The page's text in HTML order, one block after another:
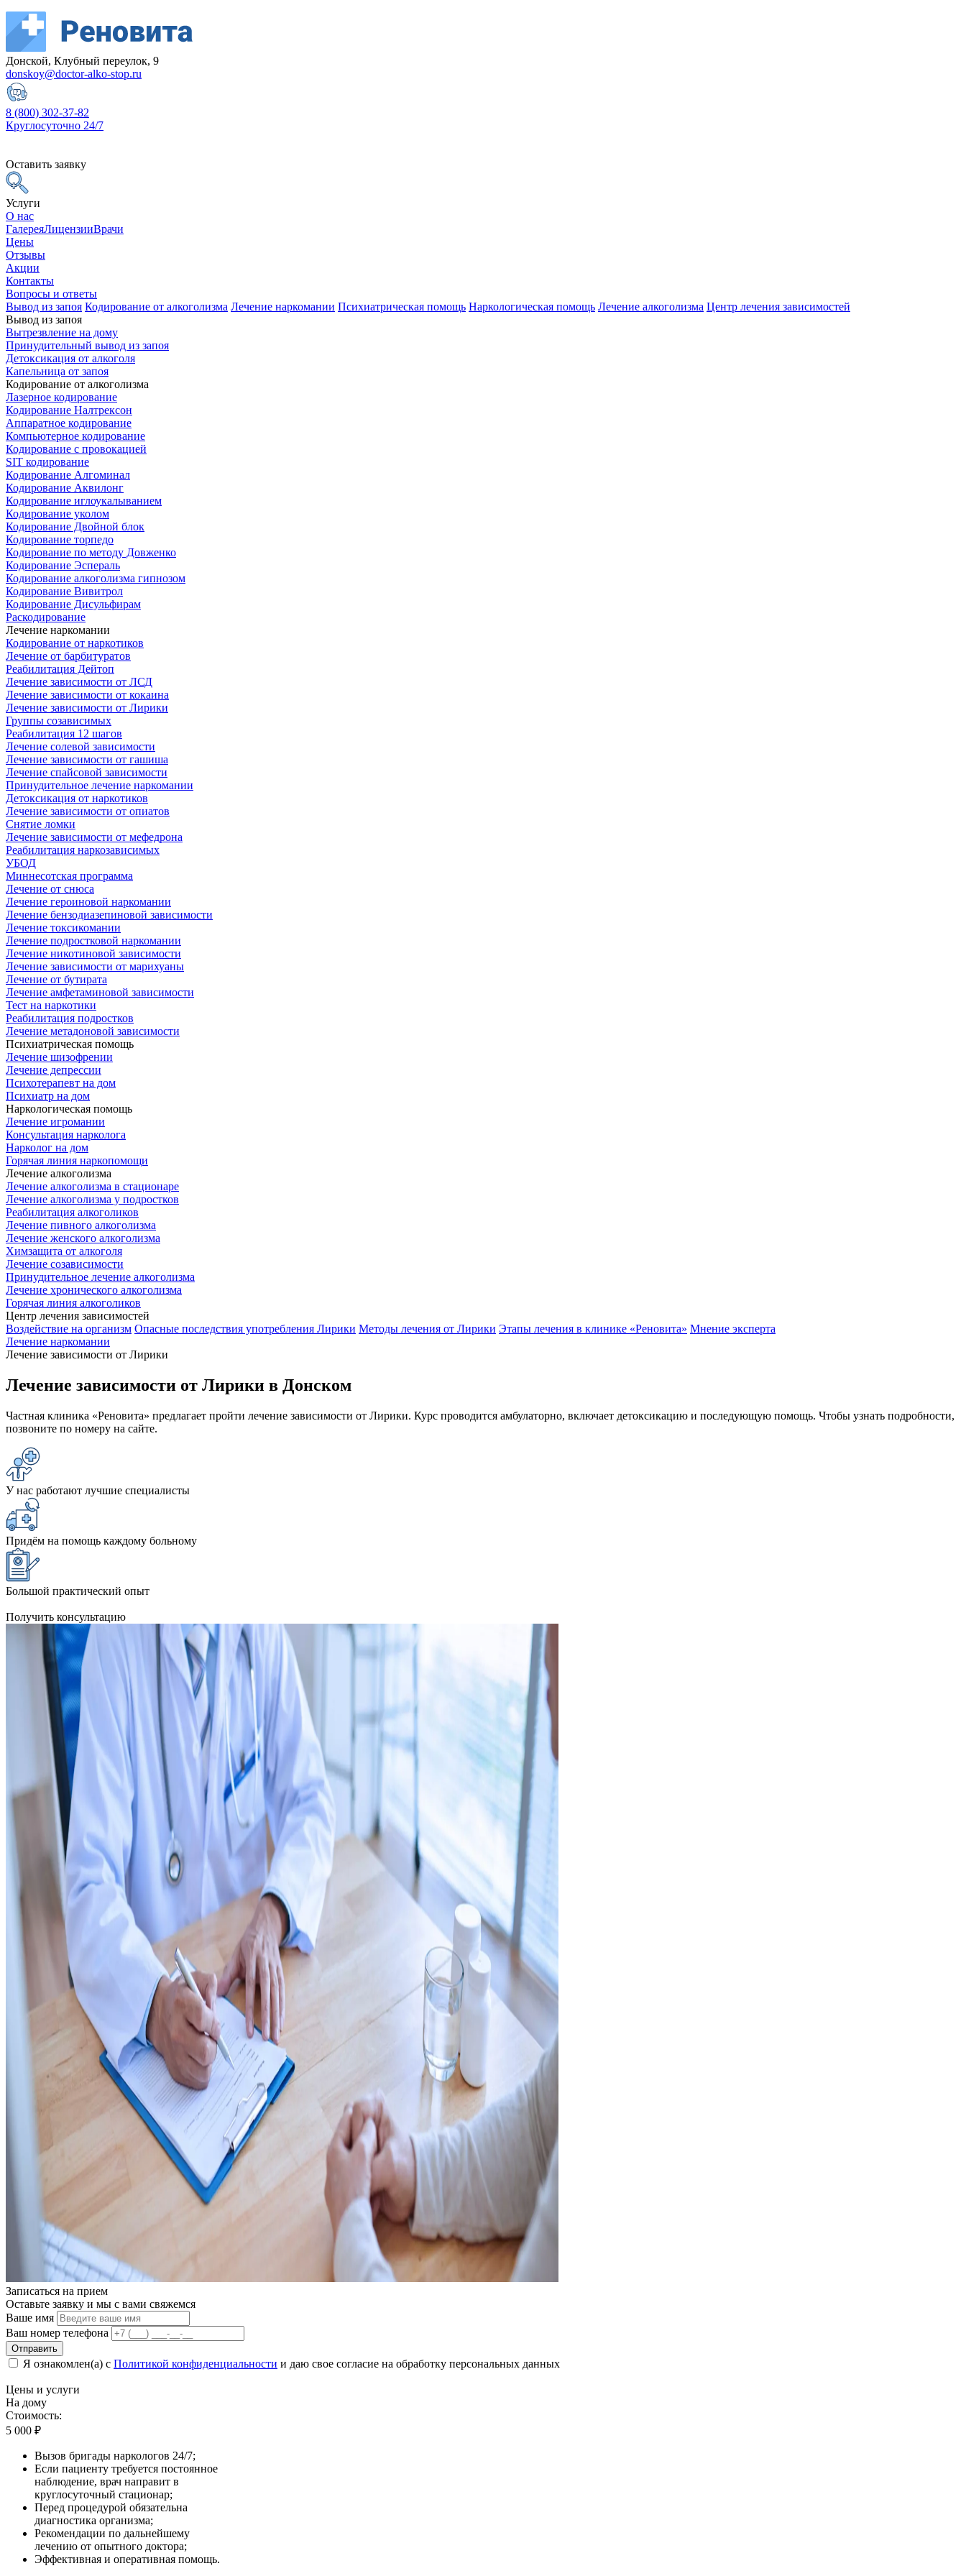
Донской, Клубный переулок, 9
donskoy@doctor-alko-stop.ru
8 (800) 302-37-82
Круглосуточно 24/7
Оставить заявку
Услуги
О нас
ГалереяЛицензииВрачи
Цены
Отзывы
Акции
Контакты
Вопросы и ответы
Вывод из запоя Кодирование от алкоголизма Лечение наркомании Психиатрическая помощь Наркологическая помощь Лечение алкоголизма Центр лечения зависимостей
Вывод из запоя
Вытрезвление на дому
Принудительный вывод из запоя
Детоксикация от алкоголя
Капельница от запоя
Кодирование от алкоголизма
Лазерное кодирование
Кодирование Налтрексон
Аппаратное кодирование
Компьютерное кодирование
Кодирование с провокацией
SIT кодирование
Кодирование Алгоминал
Кодирование Аквилонг
Кодирование иглоукалыванием
Кодирование уколом
Кодирование Двойной блок
Кодирование торпедо
Кодирование по методу Довженко
Кодирование Эспераль
Кодирование алкоголизма гипнозом
Кодирование Вивитрол
Кодирование Дисульфирам
Раскодирование
Лечение наркомании
Кодирование от наркотиков
Лечение от барбитуратов
Реабилитация Дейтоп
Лечение зависимости от ЛСД
Лечение зависимости от кокаина
Лечение зависимости от Лирики
Группы созависимых
Реабилитация 12 шагов
Лечение солевой зависимости
Лечение зависимости от гашиша
Лечение спайсовой зависимости
Принудительное лечение наркомании
Детоксикация от наркотиков
Лечение зависимости от опиатов
Снятие ломки
Лечение зависимости от мефедрона
Реабилитация наркозависимых
УБОД
Миннесотская программа
Лечение от снюса
Лечение героиновой наркомании
Лечение бензодиазепиновой зависимости
Лечение токсикомании
Лечение подростковой наркомании
Лечение никотиновой зависимости
Лечение зависимости от марихуаны
Лечение от бутирата
Лечение амфетаминовой зависимости
Тест на наркотики
Реабилитация подростков
Лечение метадоновой зависимости
Психиатрическая помощь
Лечение шизофрении
Лечение депрессии
Психотерапевт на дом
Психиатр на дом
Наркологическая помощь
Лечение игромании
Консультация нарколога
Нарколог на дом
Горячая линия наркопомощи
Лечение алкоголизма
Лечение алкоголизма в стационаре
Лечение алкоголизма у подростков
Реабилитация алкоголиков
Лечение пивного алкоголизма
Лечение женского алкоголизма
Химзащита от алкоголя
Лечение созависимости
Принудительное лечение алкоголизма
Лечение хронического алкоголизма
Горячая линия алкоголиков
Центр лечения зависимостей
Воздействие на организм Опасные последствия употребления Лирики Методы лечения от Лирики Этапы лечения в клинике «Реновита» Мнение эксперта
Лечение наркомании
Лечение зависимости от Лирики
Лечение зависимости от Лирики в Донском
Частная клиника «Реновита» предлагает пройти лечение зависимости от Лирики. Курс проводится амбулаторно, включает детоксикацию и последующую помощь. Чтобы узнать подробности,
позвоните по номеру на сайте.
У нас работают лучшие специалисты
Придём на помощь каждому больному
Большой практический опыт
Получить консультацию
Записаться на прием
Оставьте заявку и мы с вами свяжемся
Ваше имя
Ваш номер телефона
Отправить
Я ознакомлен(а) с Политикой конфиденциальности и даю свое cогласие на обработку персональных данных
Цены и услуги
На дому
Стоимость:
5 000 ₽
Вызов бригады наркологов 24/7;
Если пациенту требуется постоянное
наблюдение, врач направит в
круглосуточный стационар;
Перед процедурой обязательна
диагностика организма;
Рекомендации по дальнейшему
лечению от опытного доктора;
Эффективная и оперативная помощь.